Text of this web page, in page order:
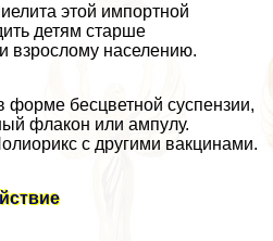
этой импортной
детям старше
взрослому населению.
форме бесцветной суспензии,
флакон или ампулу.
с другими вакцинами.